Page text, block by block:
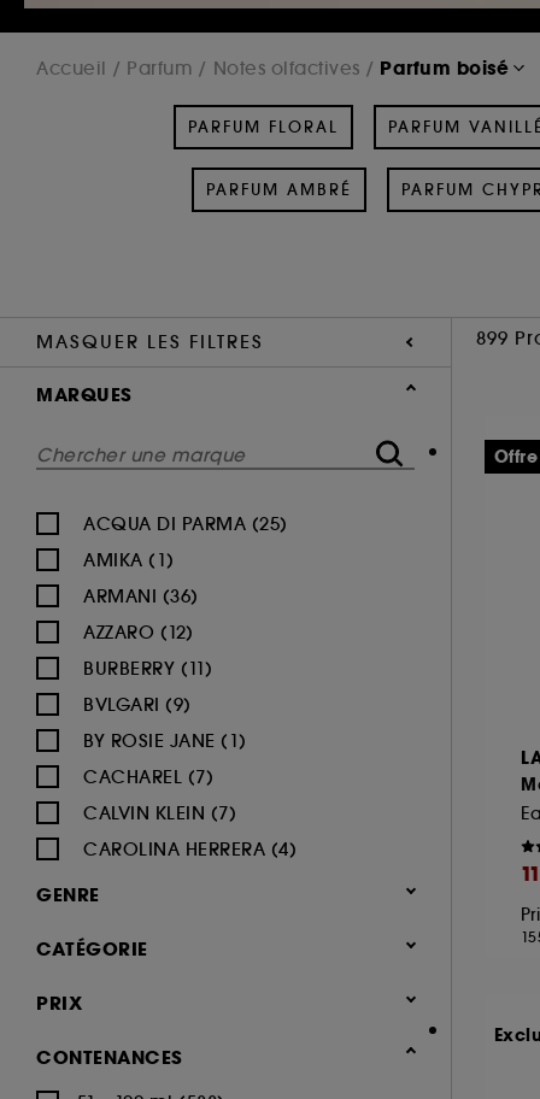
Accueil Parfum Notes olfactives Parfum boisé
PARFUM FLORAL PARFUM VANILLÉ
PARFUM AMBRÉ PARFUM
MASQUER LES FILTRES 899
MARQUES
ACQUA DI PARMA (25)
AMIKA (1)
ARMANI (36)
AZZARO (12)
BURBERRY (11)
BVLGARI (9)
BY ROSIE JANE (1)
CACHAREL (7)
CALVIN KLEIN (7)
CAROLINA HERRERA (4)
CARON (2)
CERRUTI (3)
CHLOÉ (15)
GENRE
Femme (426)
Mixte (144)
Enfant (10)
CATÉGORIE
Parfum
PRIX
CONTENANCES